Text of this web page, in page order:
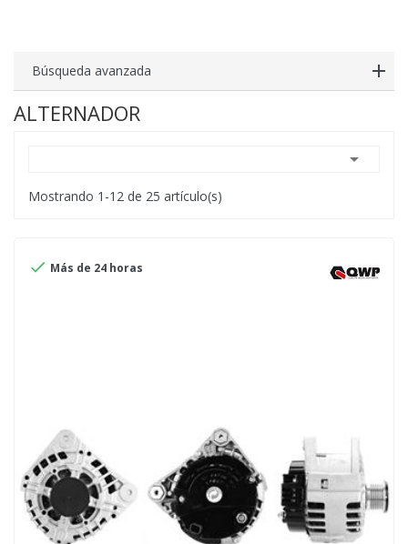
Búsqueda avanzada
ALTERNADOR

Mostrando 1-12 de 25 artículo(s)
 Más de 24 horas